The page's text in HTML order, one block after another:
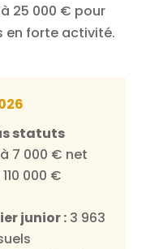
25 000 € pour
en forte activité.
statuts
7 000 € net
000 €
junior :3 963